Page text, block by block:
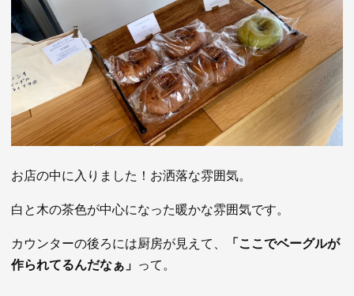
お店の中に入りました！お洒落な雰囲気。
白と木の茶色が中心になった暖かな雰囲気です。
カウンターの後ろには厨房が見えて、
「ここでベーグルが
作られてるんだなぁ」 って。